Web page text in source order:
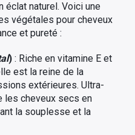
éclat naturel. Voici une
végétales pour cheveux
et pureté :
) : Riche en vitamine E et
est la reine de la
extérieures. Ultra-
les cheveux secs en
la souplesse et la